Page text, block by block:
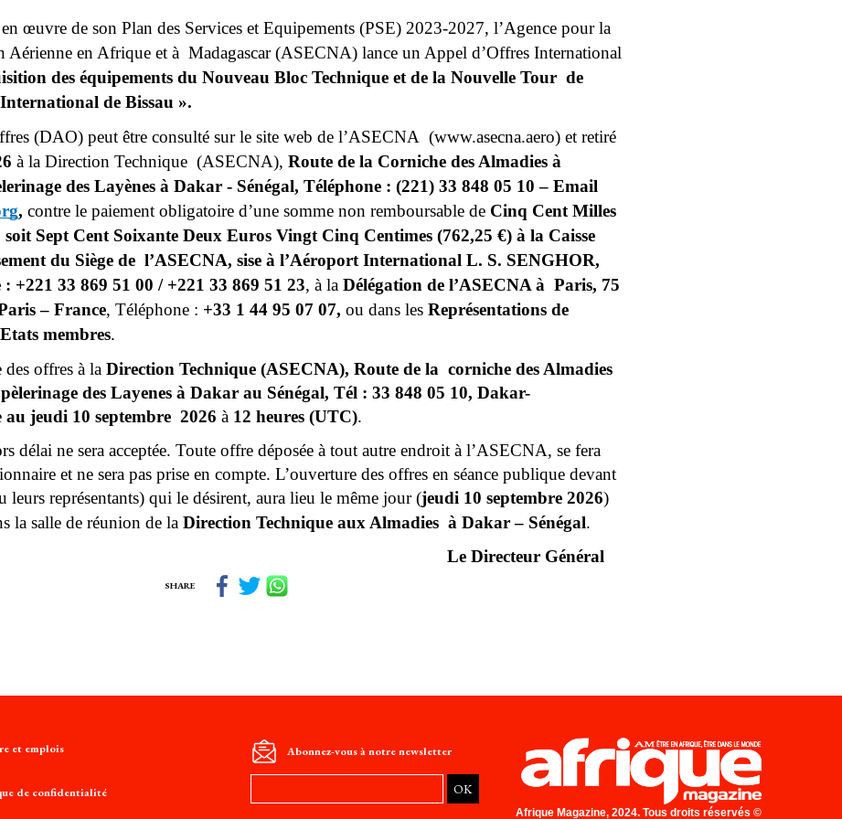
œuvre de son Plan des Services et Equipements (PSE) 2023-2027, l’Agence pour la
Aérienne en Afrique et à  Madagascar (ASECNA) lance un Appel d’Offres International
des équipements du Nouveau Bloc Technique et de la Nouvelle Tour  de
de Bissau ».
(DAO) peut être consulté sur le site web de l’ASECNA  (www.asecna.aero) et retiré
à la Direction Technique  (ASECNA), Route de la Corniche des Almadies à
des Layènes à Dakar - Sénégal, Téléphone : (221) 33 848 05 10 – Email
, contre le paiement obligatoire d’une somme non remboursable de Cinq Cent Milles
Sept Cent Soixante Deux Euros Vingt Cinq Centimes (762,25 €) à la Caisse
du Siège de  l’ASECNA, sise à l’Aéroport International L. S. SENGHOR,
+221 33 869 51 00 / +221 33 869 51 23, à la Délégation de l’ASECNA à  Paris, 75
– France, Téléphone : +33 1 44 95 07 07, ou dans les Représentations de
membres.
des offres à la Direction Technique (ASECNA), Route de la  corniche des Almadies
des Layenes à Dakar au Sénégal, Tél : 33 848 05 10, Dakar-
au jeudi 10 septembre  2026 à 12 heures (UTC).
délai ne sera acceptée. Toute offre déposée à tout autre endroit à l’ASECNA, se fera
et ne sera pas prise en compte. L’ouverture des offres en séance publique devant
leurs représentants) qui le désirent, aura lieu le même jour (jeudi 10 septembre 2026)
la salle de réunion de la Direction Technique aux Almadies  à Dakar – Sénégal.
Le Directeur Général
SHARE
et emplois
de confidentialité
Abonnez-vous à notre newsletter
Afrique Magazine, 2024. Tous droits réservés ©